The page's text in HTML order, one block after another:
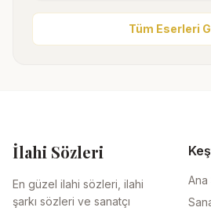
Tüm Eserleri
İlahi Sözleri
En güzel ilahi sözleri, ilahi
şarkı sözleri ve sanatçı
Ana